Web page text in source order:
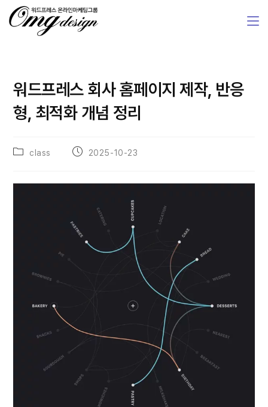
워드프레스 회사 홈페이지 제작, 반응
형, 최적화 개념 정리
class 2025-10-23